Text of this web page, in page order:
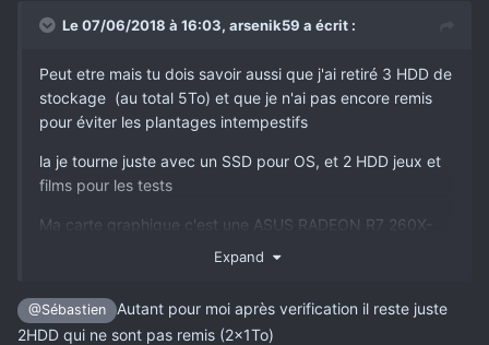
Le 07/06/2018 à 16:03, arsenik59 a écrit :
Peut etre mais tu dois savoir aussi que j'ai retiré 3 HDD de
stockage (au total 5To) et que je n'ai pas encore remis
pour éviter les plantages intempestifs
la je tourne juste avec un SSD pour OS, et 2 HDD jeux et
films pour les tests
Ma carte graphique c'est une ASUS RADEON R7 260X-
OC-2GD5, avec driver AMD bien sur
Expand
@Sébastien
Autant pour moi après verification il reste juste
2HDD qui ne sont pas remis (2x1To)